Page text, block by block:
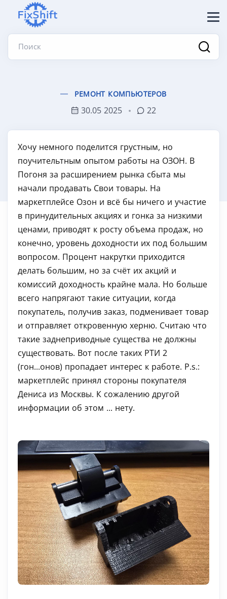
Поиск
РЕМОНТ КОМПЬЮТЕРОВ
30.05 2025 22
Хочу немного поделится грустным, но
поучительтным опытом работы на ОЗОН. В
Погоня за расширением рынка сбыта мы
начали продавать Свои товары. На
маркетплейсе Озон и всё бы ничего и участие
в принудительных акциях и гонка за низкими
ценами, приводят к росту объема продаж, но
конечно, уровень доходности их под большим
вопросом. Процент накрутки приходится
делать большим, но за счёт их акций и
комиссий доходность крайне мала. Но больше
всего напрягают такие ситуации, когда
покупатель, получив заказ, подменивает товар
и отправляет откровенную херню. Считаю что
такие заднеприводные существа не должны
существовать. Вот после таких РТИ 2
(гон...онов) пропадает интерес к работе. P.s.:
маркетплейс принял стороны покупателя
Дениса из Москвы. К сожалению другой
информации об этом ... нету.